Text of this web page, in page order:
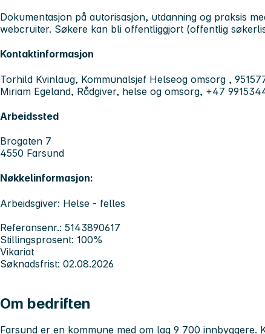
Dokumentasjon på autorisasjon, utdanning og praksis
webcruiter. Søkere kan bli offentliggjort (offentlig
Kontaktinformasjon
Torhild Kvinlaug, Kommunalsjef Helseog omsorg ,
Miriam Egeland, Rådgiver, helse og omsorg, +47
Arbeidssted
Brogaten 7
4550 Farsund
Nøkkelinformasjon:
Arbeidsgiver: Helse - felles
Referansenr.: 5143890617
Stillingsprosent: 100%
Vikariat
Søknadsfrist: 02.08.2026
Om bedriften
Farsund er en kommune med om lag 9 700 innbyggere.